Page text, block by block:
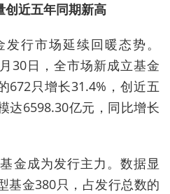
创近五年同期新高
行市场延续回暖态势。
30日，全市场新成立基金
672只增长31.4%，创近五
达6598.30亿元，同比增长
金成为发行主力。数据显
基金380只，占发行总数的